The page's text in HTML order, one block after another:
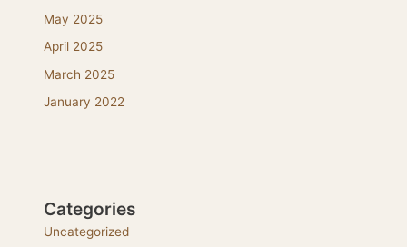
May 2025
April 2025
March 2025
January 2022
Categories
Uncategorized